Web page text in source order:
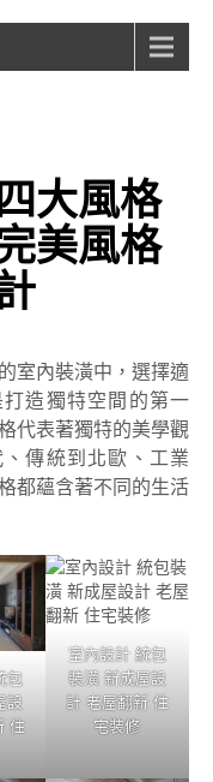
大風格
美風格
室內裝潢中，選擇適
造獨特空間的第一
代表著獨特的美學觀
傳統到北歐、工業
都蘊含著不同的生活
包
設
住
室內設計 統包
裝潢 新成屋設
計 老屋翻新 住
宅裝修